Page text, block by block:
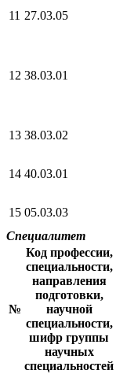
11 27.03.05
12 38.03.01
13 38.03.02
14 40.03.01
15 05.03.03
Специалитет
№
Код профессии,
специальности,
направления
подготовки,
научной
специальности,
шифр группы
научных
специальностей